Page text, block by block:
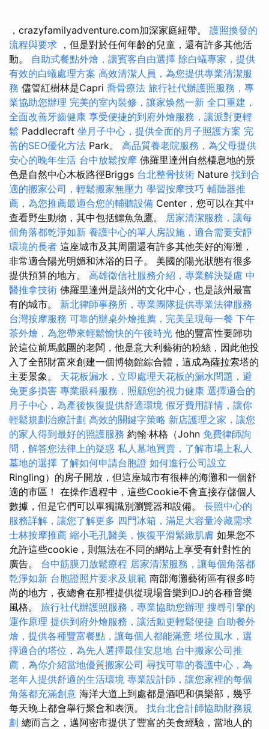
，crazyfamilyadventure.com加深家庭紐帶。 護照換發的
流程與要求 ，但是對於任何年齡的兒童，還有許多其他活
動。 自助式餐點外燴，讓賓客自由選擇 除白蟻專家，提供
有效的白蟻處理方案 高效清潔人員，為您提供專業清潔服
務 儘管紅樹林是Capri 喬骨療法 旅行社代辦護照服務，專
業協助您辦理 完美的室內裝修，讓家焕然一新 全口重建，
全面改善牙齒健康 享受便捷的到府外燴服務，讓派對更輕
鬆 Paddlecraft 坐月子中心，提供全面的月子照護方案 完
善的SEO優化方法 Park。 高品質養老院服務，為父母提供
安心的晚年生活 台中放鬆按摩 佛羅里達州自然棲息地的景
色是自然中心木板路徑Briggs 台北整骨技術 Nature 找到合
適的搬家公司，輕鬆搬家無壓力 學習按摩技巧 輔聽器推
薦，為您推薦最適合您的輔聽設備 Center，您可以在其中
查看野生動物，其中包括鱷魚魚鷹。 居家清潔服務，讓每
個角落都乾淨如新 養護中心的單人房設施，適合需要安靜
環境的長者 這座城市及其周圍還有許多其他美好的海灘，
非常適合陽光明媚和沐浴的日子。 美國的陽光狀態有很多
提供預算的地方。 高雄徵信社服務介紹，專業解決疑慮 中
醫推拿技術 佛羅里達州是該州的文化中心，也是該州最富
有的城市。 新北律師事務所，專業團隊提供專業法律服務
台灣按摩服務 可靠的辦桌外燴推薦，完美呈現每一餐 下午
茶外燴，為您帶來輕鬆愉快的午後時光 他的豐富性要歸功
於這位前馬戲團的老闆，他是意大利藝術的粉絲，因此他投
入了全部財富來創建一個博物館綜合體，這成為薩拉索塔的
主要景象。 天花板漏水，立即處理天花板的漏水問題，避
免更多損害 專業眼科服務，照顧您的視力健康 選擇適合的
月子中心，為產後恢復提供舒適環境 假牙費用詳情，讓你
輕鬆規劃治療計劃 高效的關鍵字策略 新店護理之家，讓您
的家人得到最好的照護服務 約翰·林格（John 免費律師詢
問，解答您法律上的疑惑 私人墓地買賣，了解市場上私人
墓地的選擇 了解如何申請台胞證 如何進行公司設立
Ringling）的房子開放，但這座城市有很棒的海灘和一個舒
適的市區！ 在操作過程中，這些Cookie不會直接存儲個人
數據，但是它們可以單獨識別瀏覽器和設備。 長照中心的
服務詳解，讓您了解更多 四門冰箱，滿足大容量冷藏需求
士林按摩推薦 縮小毛孔醫美，恢復平滑緊緻肌膚 如果您不
允許這些cookie，則無法在不同的網站上享受有針對性的
廣告。 台中筋膜刀放鬆療程 居家清潔服務，讓每個角落都
乾淨如新 台胞證照片要求及規範 南部海灘藝術區有很多時
尚的地方，夜總會在那裡提供從現場音樂到DJ的各種音樂
風格。 旅行社代辦護照服務，專業協助您辦理 搜尋引擎的
運作原理 提供到府外燴服務，讓活動更輕鬆便捷 自助餐外
燴，提供各種豐富餐點，讓每個人都能滿意 塔位風水，選
擇適合的塔位，為先人選擇最佳安息地 台中搬家公司推
薦，為你介紹當地優質搬家公司 尋找可靠的養護中心，為
老年人提供舒適的生活環境 專業設計師，讓您家裡的每個
角落都充滿創意 海洋大道上到處都是酒吧和俱樂部，幾乎
每天晚上都會舉行聚會和表演。 找台北會計師協助財務規
劃 總而言之，邁阿密市提供了豐富的美食經驗，當地人的